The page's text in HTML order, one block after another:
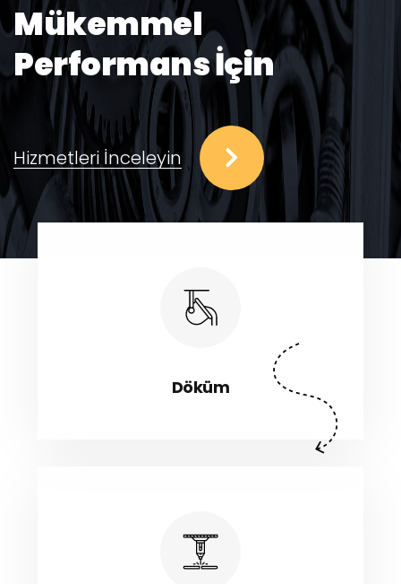
Mükemmel
Performans İçin
Hizmetleri İnceleyin
Döküm